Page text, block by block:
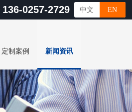
0257-2729 中文 EN
定制案例 新闻资讯